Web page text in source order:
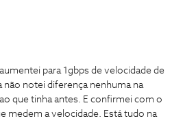
para 1gbps de velocidade de
notei diferença nenhuma na
que tinha antes. E confirmei com o
medem a velocidade. Está tudo na